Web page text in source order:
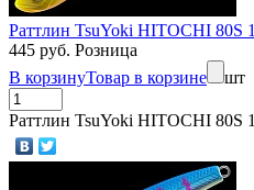
Раттлин TsuYoki HITOCHI 80S
445 руб. Розница
В корзинуТовар в корзине шт
Раттлин TsuYoki HITOCHI 80S